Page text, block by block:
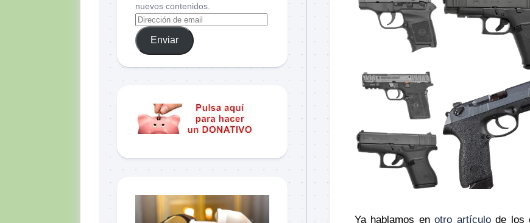
didáctico
Sorteos
Ya hablamos enotro artículode los
nuevos contenidos.
Enviar